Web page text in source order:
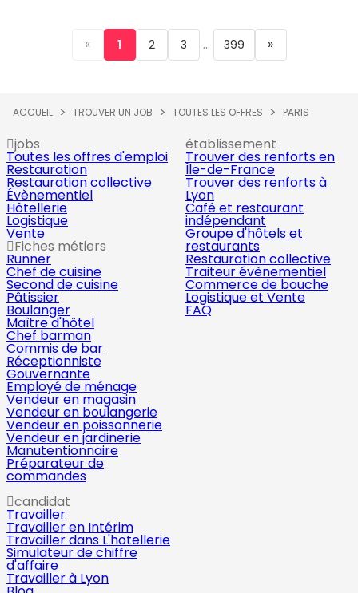
« 1 2 3 ... 399 »
ACCUEIL TROUVER UN JOB TOUTES LES OFFRES PARIS
jobs
Toutes les offres d'emploi
Restauration
Restauration collective
Évènementiel
Hôtellerie
Logistique
Vente
Fiches métiers
Runner
Chef de cuisine
Second de cuisine
Pâtissier
Boulanger
Maître d'hôtel
Chef barman
Commis de bar
Réceptionniste
Gouvernante
Employé de ménage
Vendeur en magasin
Vendeur en boulangerie
Vendeur en poissonnerie
Vendeur en jardinerie
Manutentionnaire
Préparateur de
commandes
établissement
Trouver des renforts en
Île-de-France
Trouver des renforts à
Lyon
Café et restaurant
indépendant
Groupe d'hôtels et
restaurants
Restauration collective
Traiteur évènementiel
Commerce de bouche
Logistique et Vente
FAQ
candidat
Travailler
Travailler en Intérim
Travailler dans L'hotellerie
Simulateur de chiffre
d'affaire
Travailler à Lyon